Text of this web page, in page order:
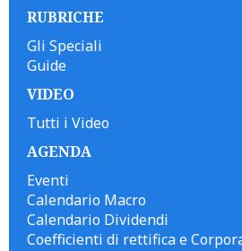
RUBRICHE
Gli Speciali
Guide
VIDEO
Tutti i Video
AGENDA
Eventi
Calendario Macro
Calendario Dividendi
Coefficienti di rettifica e